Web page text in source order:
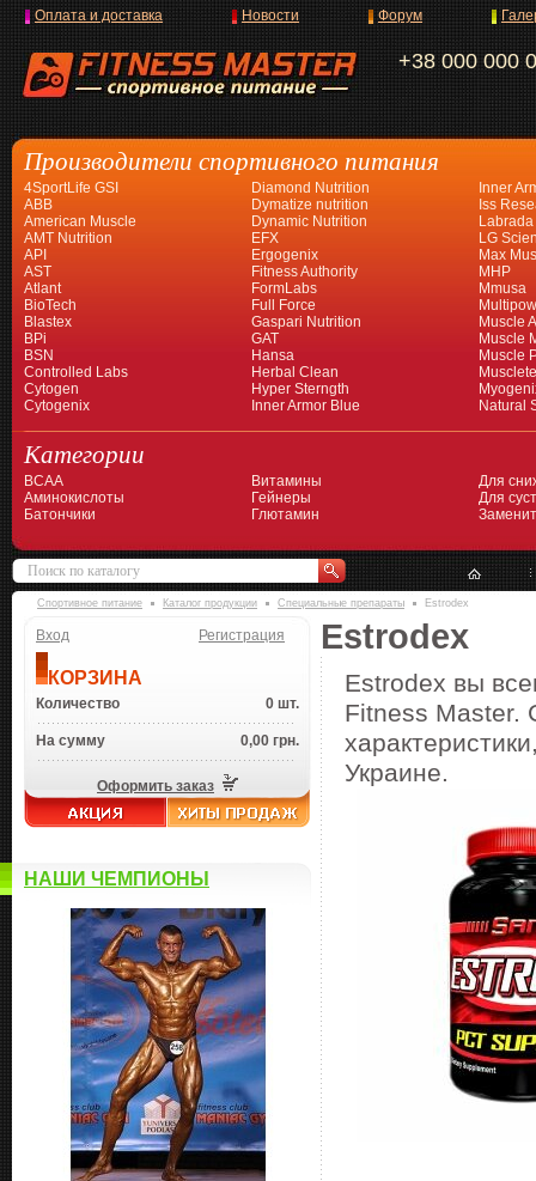
+38 000 000
Оплата и доставка Новости Форум
Производители спортивного питания
4SportLife GSI
ABB
American Muscle
AMT Nutrition
API
AST
Atlant
BioTech
Blastex
BPi
BSN
Controlled Labs
Cytogen
Cytogenix
Diamond Nutrition
Dymatize nutrition
Dynamic Nutrition
EFX
Ergogenix
Fitness Authority
FormLabs
Full Force
Gaspari Nutrition
GAT
Hansa
Herbal Clean
Hyper Sterngth
Inner Armor Blue
Inner
Iss
Labrada
LG
Max
MHP
Mmusa
Muscle
Muscle
Muscle
Natural
Категории
BCAA
Аминокислоты
Батончики
Витамины
Гейнеры
Глютамин
Для
Для
Спортивное питание Каталог продукции Специальные препараты Estrodex
Вход Регистрация
КОРЗИНА
Количество 0 шт.
На сумму 0,00 грн.
Оформить заказ
НАШИ ЧЕМПИОНЫ
Estrodex
Estrodex вы
Fitness Master.
Украине.